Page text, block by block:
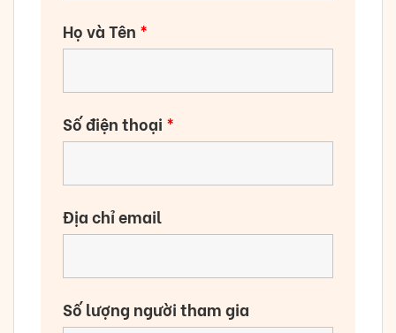
Họ và Tên *
Số điện thoại *
Địa chỉ email
Số lượng người tham gia